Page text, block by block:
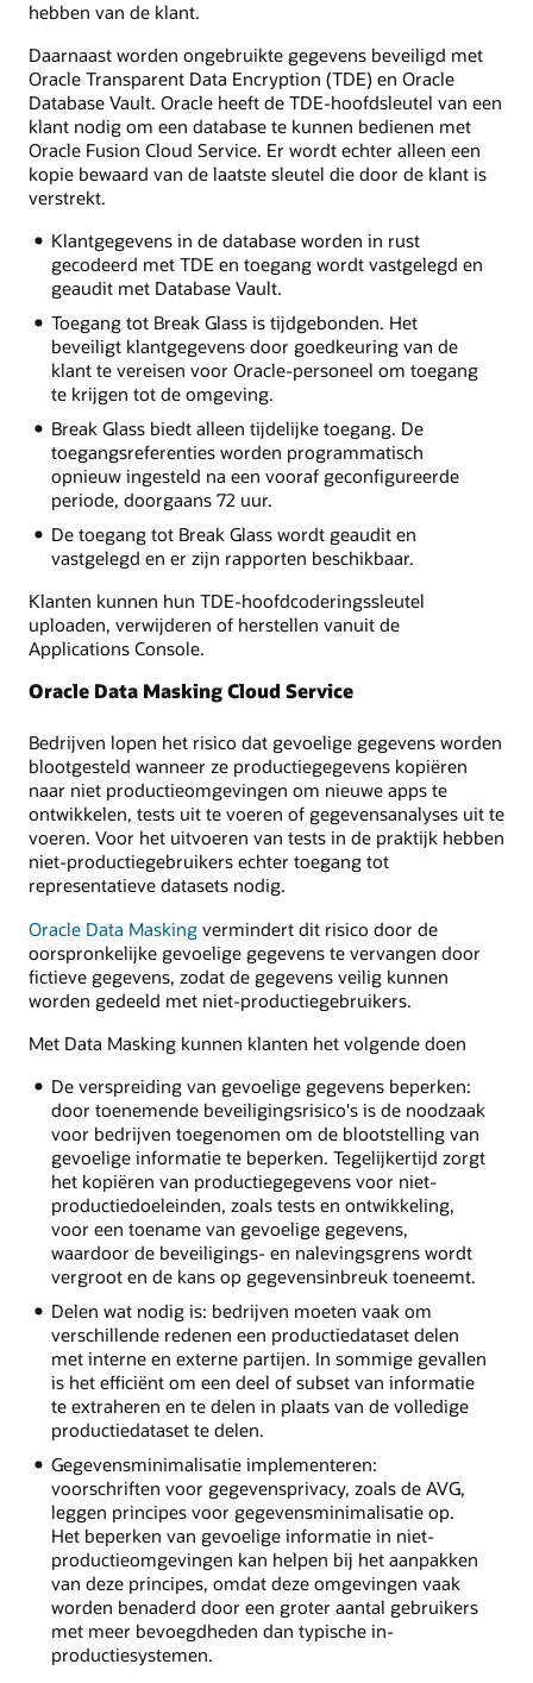
hebben van de klant.
Daarnaast worden ongebruikte gegevens beveiligd met
Oracle Transparent Data Encryption (TDE) en Oracle
Database Vault. Oracle heeft de TDE-hoofdsleutel van een
klant nodig om een database te kunnen bedienen met
Oracle Fusion Cloud Service. Er wordt echter alleen een
kopie bewaard van de laatste sleutel die door de klant is
verstrekt.
Klantgegevens in de database worden in rust
gecodeerd met TDE en toegang wordt vastgelegd en
geaudit met Database Vault.
Toegang tot Break Glass is tijdgebonden. Het
beveiligt klantgegevens door goedkeuring van de
klant te vereisen voor Oracle-personeel om toegang
te krijgen tot de omgeving.
Break Glass biedt alleen tijdelijke toegang. De
toegangsreferenties worden programmatisch
opnieuw ingesteld na een vooraf geconfigureerde
periode, doorgaans 72 uur.
De toegang tot Break Glass wordt geaudit en
vastgelegd en er zijn rapporten beschikbaar.
Klanten kunnen hun TDE-hoofdcoderingssleutel
uploaden, verwijderen of herstellen vanuit de
Applications Console.
Oracle Data Masking Cloud Service
Bedrijven lopen het risico dat gevoelige gegevens worden
blootgesteld wanneer ze productiegegevens kopiëren
naar niet productieomgevingen om nieuwe apps te
ontwikkelen, tests uit te voeren of gegevensanalyses uit te
voeren. Voor het uitvoeren van tests in de praktijk hebben
niet-productiegebruikers echter toegang tot
representatieve datasets nodig.
Oracle Data Masking vermindert dit risico door de
oorspronkelijke gevoelige gegevens te vervangen door
fictieve gegevens, zodat de gegevens veilig kunnen
worden gedeeld met niet-productiegebruikers.
Met Data Masking kunnen klanten het volgende doen
De verspreiding van gevoelige gegevens beperken:
door toenemende beveiligingsrisico's is de noodzaak
voor bedrijven toegenomen om de blootstelling van
gevoelige informatie te beperken. Tegelijkertijd zorgt
het kopiëren van productiegegevens voor niet-
productiedoeleinden, zoals tests en ontwikkeling,
voor een toename van gevoelige gegevens,
waardoor de beveiligings- en nalevingsgrens wordt
vergroot en de kans op gegevensinbreuk toeneemt.
Delen wat nodig is: bedrijven moeten vaak om
verschillende redenen een productiedataset delen
met interne en externe partijen. In sommige gevallen
is het efficiënt om een ​​deel of subset van informatie
te extraheren en te delen in plaats van de volledige
productiedataset te delen.
Gegevensminimalisatie implementeren:
voorschriften voor gegevensprivacy, zoals de AVG,
leggen principes voor gegevensminimalisatie op.
Het beperken van gevoelige informatie in niet-
productieomgevingen kan helpen bij het aanpakken
van deze principes, omdat deze omgevingen vaak
worden benaderd door een groter aantal gebruikers
met meer bevoegdheden dan typische in-
productiesystemen.